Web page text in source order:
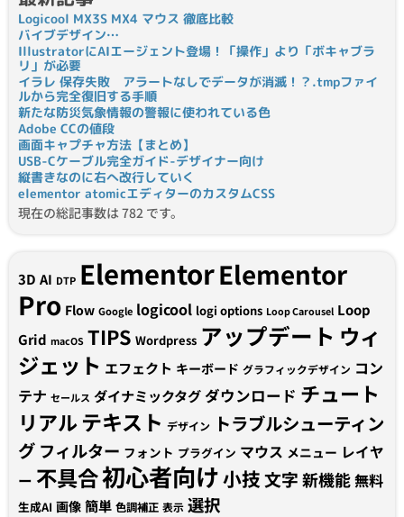
Logicool MX3S MX4 マウス 徹底比較
バイブデザイン…
IllustratorにAIエージェント登場！「操作」より「ボキャブラ
リ」が必要
イラレ 保存失敗 アラートなしでデータが消滅！？.tmpファイ
ルから完全復旧する手順
新たな防災気象情報の警報に使われている色
Adobe CCの値段
画面キャプチャ方法【まとめ】
USB-Cケーブル完全ガイド-デザイナー向け
縦書きなのに右へ改行していく
elementor atomicエディターのカスタムCSS
現在の総記事数は 782 です。
3D AI DTP ElementorElementor
Pro Flow Google logicool logi options Loop Carousel Loop
Grid macOS TIPS Wordpress アップデート ウィ
ジェット エフェクト キーボード グラフィックデザイン コン
テナ セールス ダイナミックタグダウンロード チュート
リアルテキスト デザイン トラブルシューティン
グ フィルター フォント プラグイン マウス メニュー レイヤ
ー 不具合初心者向け小技文字新機能無料
生成AI 画像 簡単 色調補正 表示 選択